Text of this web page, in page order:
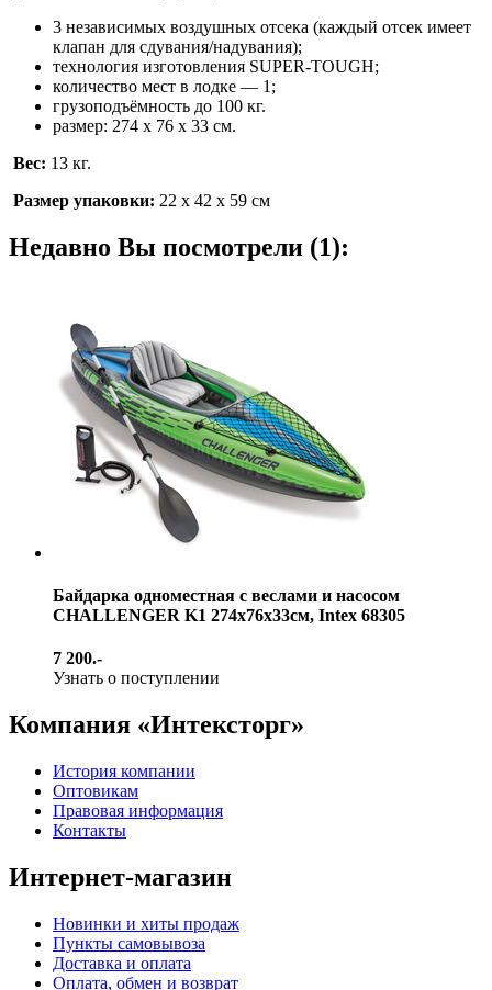
3 независимых воздушных отсека (каждый отсек имеет
клапан для сдувания/надувания);
технология изготовления SUPER-TOUGH;
количество мест в лодке — 1;
грузоподъёмность до 100 кг.
размер: 274 х 76 х 33 см.
Вес: 13 кг.
Размер упаковки: 22 х 42 х 59 см
Недавно Вы посмотрели (1):
Байдарка одноместная с веслами и насосом
CHALLENGER K1 274х76х33см, Intex 68305
7 200.-
Узнать о поступлении
Компания «Интексторг»
История компании
Оптовикам
Правовая информация
Контакты
Интернет-магазин
Новинки и хиты продаж
Пункты самовывоза
Доставка и оплата
Оплата, обмен и возврат